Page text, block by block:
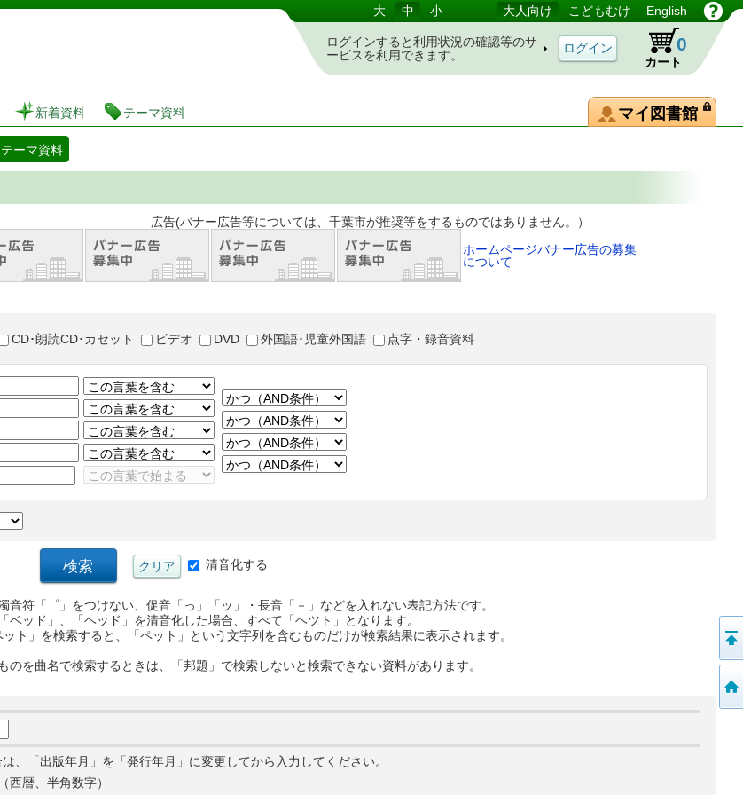
蔵書検索・予約システム 大 中 小 大人向け こどもむけ English
ログインすると利用状況の確認等のサ
ービスを利用できます。
カート
0
新着資料 テーマ資料 マイ図書館
テーマ資料
ナー広告等については、千葉市が推奨等をするものではありません。）
ホームページバナー広告の募集
について
CD･朗読CD･カセット ビデオ DVD 外国語･児童外国語 点字・録音資料
清音化する
音符「゜」をつけない、促音「っ」「ッ」・長音「－」などを入れない表記方法です。
ベッド」、「ヘッド」を清音化した場合、すべて「ヘツト」となります。
ト」を検索すると、「ペット」という文字列を含むものだけが検索結果に表示されます。
のを曲名で検索するときは、「邦題」で検索しないと検索できない資料があります。
、「出版年月」を「発行年月」に変更してから入力してください。
暦、半角数字）